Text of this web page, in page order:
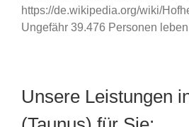
https://de.wikipedia.org/wiki/
Ungefähr 39.476 Personen
Unsere Leistungen